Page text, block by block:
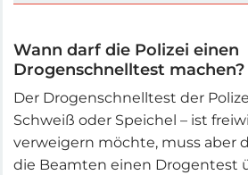
Wann darf die Polizei einen
Drogenschnelltest machen?
Der Drogenschnelltest der
Schweiß oder Speichel – ist
verweigern möchte, muss aber
die Beamten einen Drogentest